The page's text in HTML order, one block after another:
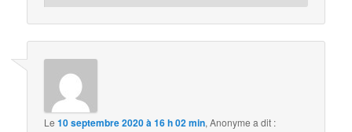
Le10 septembre 2020 à 16 h 02 min,Anonyme a dit :